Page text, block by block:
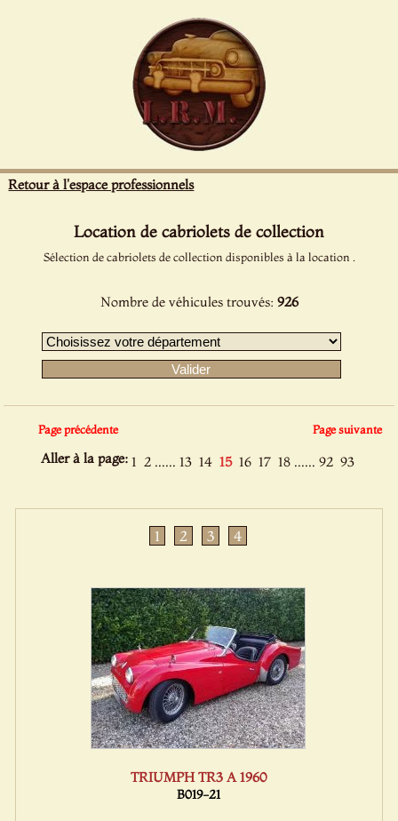
Retour à l'espace professionnels
Location de cabriolets de collection
Sélection de cabriolets de collection disponibles à la location .
Nombre de véhicules trouvés: 926
Page précédente Page suivante
Aller à la page:1 2 ...... 13 14 15 16 17 18 ...... 92 93
1 2 3 4
TRIUMPH TR3 A 1960
B019-21